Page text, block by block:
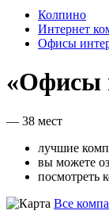
Колпино
Интернет
Офисы
«Офисы
— 38 мест
лучшие
вы можете
посмотреть
Все